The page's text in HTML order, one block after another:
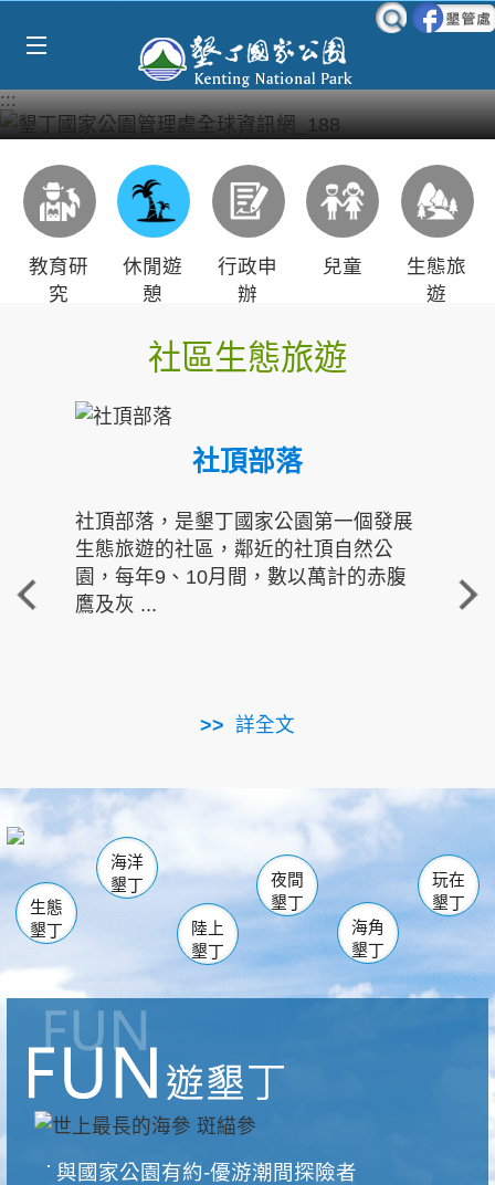
:::
教育研
究
休閒遊
憩
行政申
辦
兒童
生態旅
遊
社區生態旅遊
社頂部落
社頂部落，是墾丁國家公園第一個發展
生態旅遊的社區，鄰近的社頂自然公
園，每年9、10月間，數以萬計的赤腹
鷹及灰 ...
詳全文
重
走進
南仁湖
海生館
恆春 佳樂水
龍鑾潭自然中心 森林遊樂區
瓊麻館
關山 墾管處遊客中心
社頂公園 風吹沙
船帆石
白砂 龍磐公園
香蕉灣
砂島
鵝鑾鼻
生態
墾丁
海洋
墾丁
陸上
墾丁
夜間
墾丁
海角
墾丁
玩在
墾丁
與國家公園有約-優游潮間探險者